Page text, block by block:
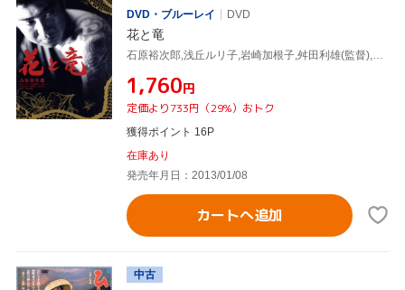
DVD・ブルーレイ DVD
花と竜
¥1,760円
定価より733円（29%）おトク
獲得ポイント 16P
在庫あり
発売年月日：2013/01/08
カートへ追加
中古